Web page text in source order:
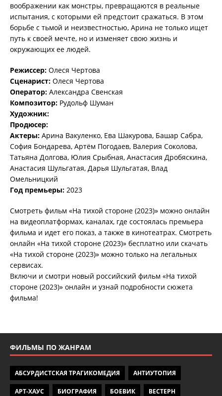
воображении как монстры, превращаются в реальные
испытания, с которыми ей предстоит сражаться. В этом
борьбе с тьмой и неизвестностью, Арина не только ищет
путь к своей мечте, но и изменяет свою жизнь и
окружающих ее людей.
Режиссер: Олеся Чертова
Сценарист: Олеся Чертова
Оператор: Александра Свенская
Композитор: Рудольф Шуман
Художник:
Продюсер:
Актеры: Арина Вакуленко, Ева Шакурова, Башар Сабра,
София Бондарева, Артём Погодаев, Валерия Соколова,
Татьяна Долгова, Юлия Срыбная, Анастасия Дробяскина,
Анастасия Шульгатая, Дарья Шульгатая, Влад
Омельницкий
Год премьеры: 2023
Смотреть фильм «На тихой стороне (2023)» можно онлайн
на видеоплатформах, каналах, где состоялась премьера
фильма и идет его показ, а также в кинотеатрах. Смотреть
онлайн «На тихой стороне (2023)» бесплатно или скачать
«На тихой стороне (2023)» можно только на легальных
сервисах.
Включи и смотри новый российский фильм «На тихой
стороне (2023)» онлайн и узнай подробности сюжета
фильма!
ФИЛЬМЫ ПО ЖАНРАМ
АБСУРДИСТСКАЯ ТРАГИКОМЕДИЯ АНТИУТОПИЯ
АРТ-ХАУС БИОГРАФИЯ БОЕВИК ВЕСТЕРН